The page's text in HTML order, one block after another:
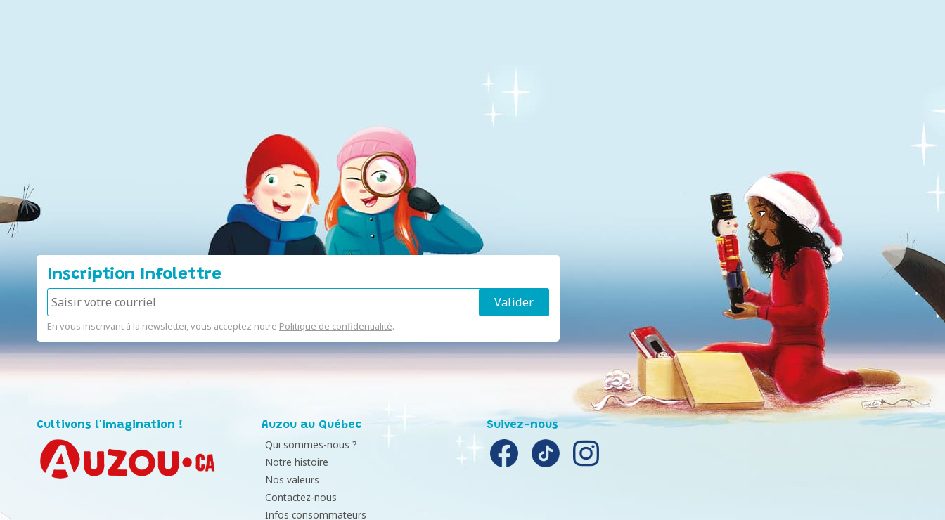
Inscription Infolettre
En vous inscrivant à la newsletter, vous acceptez notre Politique de confidentialité.
Cultivons l'imagination ! Auzou au Québec
Qui sommes-nous ?
Notre histoire
Nos valeurs
Contactez-nous
Infos consommateurs
Suivez-nous